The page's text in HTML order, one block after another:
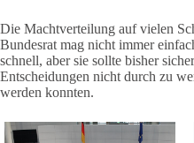
Die Machtverteilung auf vielen
Bundesrat mag nicht immer
schnell, aber sie sollte bisher
Entscheidungen nicht durch zu
werden konnten.